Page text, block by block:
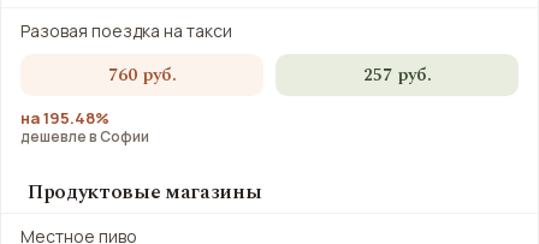
Разовая поездка на такси
760 руб. 257 руб.
на 195.48%
дешевле в Софии
Продуктовые магазины
Местное пиво